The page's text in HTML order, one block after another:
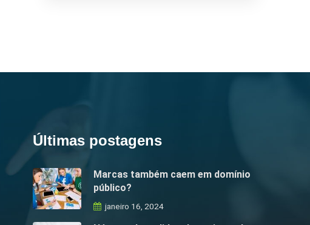
Últimas postagens
Marcas também caem em domínio
público?
janeiro 16, 2024